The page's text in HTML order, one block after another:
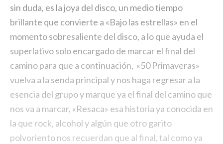
sin duda, es la joya del disco, un medio tiempo
brillante que convierte a «Bajo las estrellas» en el
momento sobresaliente del disco, a lo que ayuda el
superlativo solo encargado de marcar el final del
camino para que a continuación, «50 Primaveras»
vuelva a la senda principal y nos haga regresar a la
esencia del grupo y marque ya el final del camino que
nos va a marcar, «Resaca» esa historia ya conocida en
la que rock, alcohol y algún que otro garito
polvoriento nos recuerdan que al final, tal como ya